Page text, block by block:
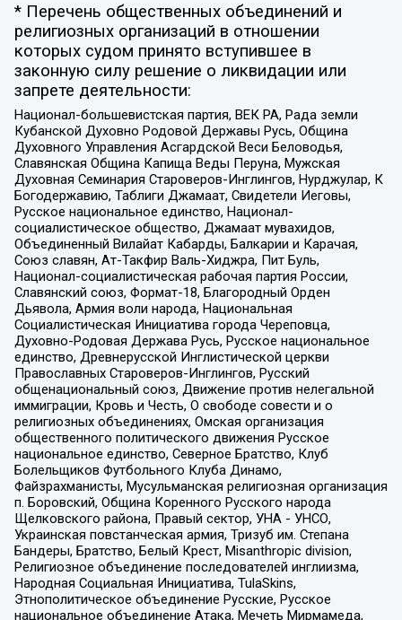
* Перечень общественных объединений и
религиозных организаций в отношении
которых судом принято вступившее в
законную силу решение о ликвидации или
запрете деятельности:
Национал-большевистская партия, ВЕК РА, Рада земли
Кубанской Духовно Родовой Державы Русь, Община
Духовного Управления Асгардской Веси Беловодья,
Славянская Община Капища Веды Перуна, Мужская
Духовная Семинария Староверов-Инглингов, Нурджулар, К
Богодержавию, Таблиги Джамаат, Свидетели Иеговы,
Русское национальное единство, Национал-
социалистическое общество, Джамаат мувахидов,
Объединенный Вилайат Кабарды, Балкарии и Карачая,
Союз славян, Ат-Такфир Валь-Хиджра, Пит Буль,
Национал-социалистическая рабочая партия России,
Славянский союз, Формат-18, Благородный Орден
Дьявола, Армия воли народа, Национальная
Социалистическая Инициатива города Череповца,
Духовно-Родовая Держава Русь, Русское национальное
единство, Древнерусской Инглистической церкви
Православных Староверов-Инглингов, Русский
общенациональный союз, Движение против нелегальной
иммиграции, Кровь и Честь, О свободе совести и о
религиозных объединениях, Омская организация
общественного политического движения Русское
национальное единство, Северное Братство, Клуб
Болельщиков Футбольного Клуба Динамо,
Файзрахманисты, Мусульманская религиозная организация
п. Боровский, Община Коренного Русского народа
Щелковского района, Правый сектор, УНА - УНСО,
Украинская повстанческая армия, Тризуб им. Степана
Бандеры, Братство, Белый Крест, Misanthropic division,
Религиозное объединение последователей инглиизма,
Народная Социальная Инициатива, TulaSkins,
Этнополитическое объединение Русские, Русское
национальное объединение Атака, Мечеть Мирмамеда,